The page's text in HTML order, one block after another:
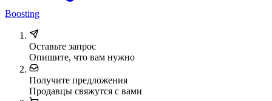
Boosting
Оставьте запрос
Опишите, что вам нужно
Получите предложения
Продавцы свяжутся с вами